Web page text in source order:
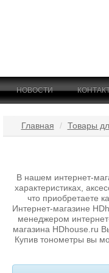
НОВОСТИ
Главная Товары
В нашем интернет-
характеристиках,
что приобретаете
Интернет-магазине
менеджером
магазина HDhouse.ru
Купив тонометры вы